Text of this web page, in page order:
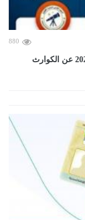
880
بعد زلزال مصر اليوم.. توقعات ليلى عبد اللطيف 2026 عن الكوارث